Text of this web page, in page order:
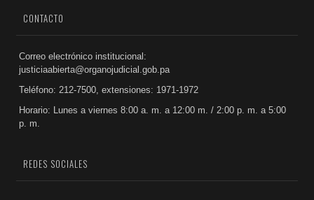
CONTACTO
Correo electrónico institucional:
justiciaabierta@organojudicial.gob.pa
Teléfono: 212-7500, extensiones: 1971-1972
Horario: Lunes a viernes 8:00 a. m. a 12:00 m. / 2:00 p. m. a 5:00
p. m.
REDES SOCIALES